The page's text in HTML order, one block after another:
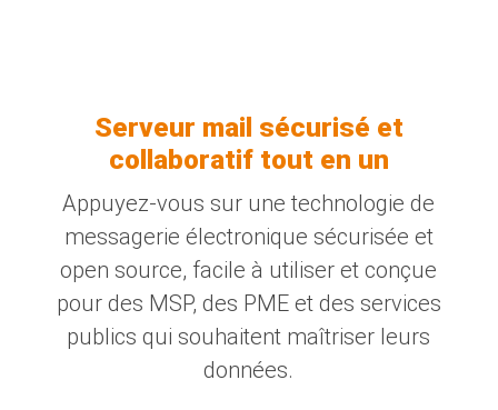
Serveur mail sécurisé et
collaboratif tout en un
Appuyez-vous sur une technologie de
messagerie électronique sécurisée et
open source, facile à utiliser et conçue
pour des MSP, des PME et des services
publics qui souhaitent maîtriser leurs
données.